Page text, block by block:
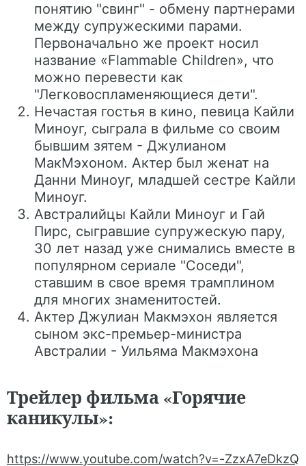
понятию "свинг" - обмену партнерами
между супружескими парами.
Первоначально же проект носил
название «Flammable Children», что
можно перевести как
"Легковоспламеняющиеся дети".
Нечастая гостья в кино, певица Кайли
Миноуг, сыграла в фильме со своим
бывшим зятем - Джулианом
МакМэхоном. Актер был женат на
Данни Миноуг, младшей сестре Кайли
Миноуг.
Австралийцы Кайли Миноуг и Гай
Пирс, сыгравшие супружескую пару,
30 лет назад уже снимались вместе в
популярном сериале "Соседи",
ставшим в свое время трамплином
для многих знаменитостей.
Актер Джулиан Макмэхон является
сыном экс-премьер-министра
Австралии - Уильяма Макмэхона
Трейлер фильма «Горячие
каникулы»:
https://www.youtube.com/watch?v=-ZzxA7eDkzQ